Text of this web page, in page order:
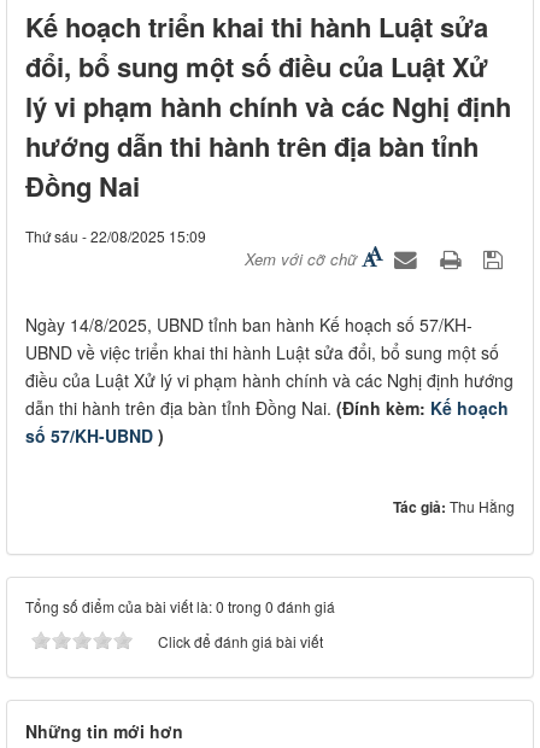
Kế hoạch triển khai thi hành Luật sửa
đổi, bổ sung một số điều của Luật Xử
lý vi phạm hành chính và các Nghị định
hướng dẫn thi hành trên địa bàn tỉnh
Đồng Nai
Thứ sáu - 22/08/2025 15:09
Xem với cỡ chữ
Ngày 14/8/2025, UBND tỉnh ban hành Kế hoạch số 57/KH-
UBND về việc triển khai thi hành Luật sửa đổi, bổ sung một số
điều của Luật Xử lý vi phạm hành chính và các Nghị định hướng
dẫn thi hành trên địa bàn tỉnh Đồng Nai. (Đính kèm: Kế hoạch
số 57/KH-UBND )
Tác giả: Thu Hằng
Tổng số điểm của bài viết là: 0 trong 0 đánh giá
Click để đánh giá bài viết
Những tin mới hơn